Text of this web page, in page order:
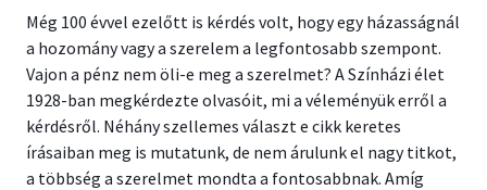
Még 100 évvel ezelőtt is kérdés volt, hogy egy házasságnál
a hozomány vagy a szerelem a legfontosabb szempont.
Vajon a pénz nem öli-e meg a szerelmet? A Színházi élet
1928-ban megkérdezte olvasóit, mi a véleményük erről a
kérdésről. Néhány szellemes választ e cikk keretes
írásaiban meg is mutatunk, de nem árulunk el nagy titkot,
a többség a szerelmet mondta a fontosabbnak. Amíg